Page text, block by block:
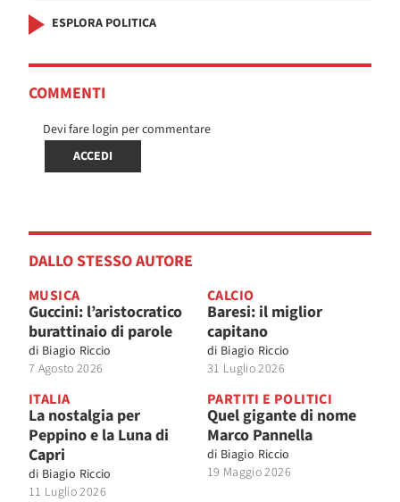
ESPLORA POLITICA
COMMENTI
Devi fare login per commentare
ACCEDI
DALLO STESSO AUTORE
MUSICA
Guccini: l’aristocratico
burattinaio di parole
di Biagio Riccio
7 Agosto 2026
CALCIO
Baresi: il miglior
capitano
di Biagio Riccio
31 Luglio 2026
ITALIA
La nostalgia per
Peppino e la Luna di
Capri
di Biagio Riccio
11 Luglio 2026
PARTITI E POLITICI
Quel gigante di nome
Marco Pannella
di Biagio Riccio
19 Maggio 2026